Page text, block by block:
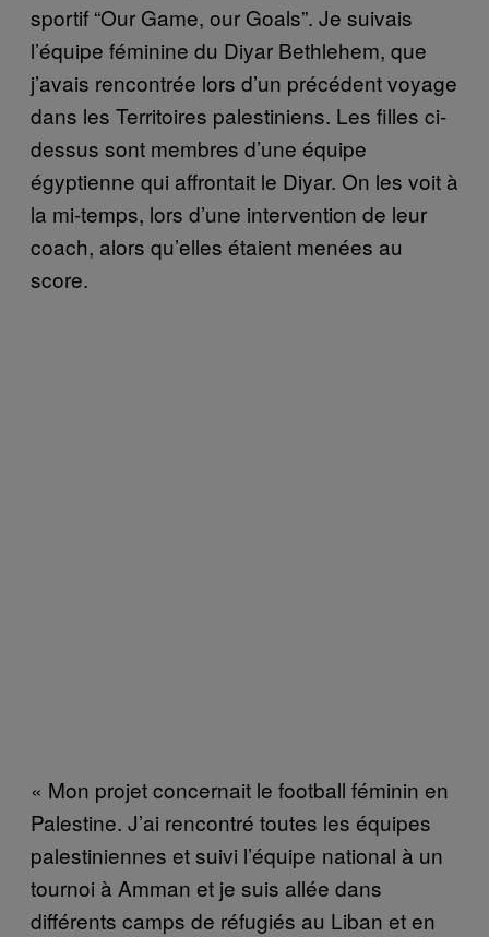
sportif “Our Game, our Goals”. Je suivais
l’équipe féminine du Diyar Bethlehem, que
j’avais rencontrée lors d’un précédent voyage
dans les Territoires palestiniens. Les filles ci-
dessus sont membres d’une équipe
égyptienne qui affrontait le Diyar. On les voit à
la mi-temps, lors d’une intervention de leur
coach, alors qu’elles étaient menées au
score.
« Mon projet concernait le football féminin en
Palestine. J’ai rencontré toutes les équipes
palestiniennes et suivi l’équipe national à un
tournoi à Amman et je suis allée dans
différents camps de réfugiés au Liban et en